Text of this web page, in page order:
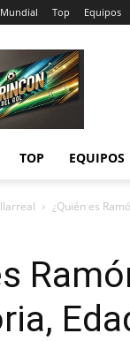
Mundial Top Equipos
Rincón
del
Gol
TOP EQUIPOS
¿Quién es